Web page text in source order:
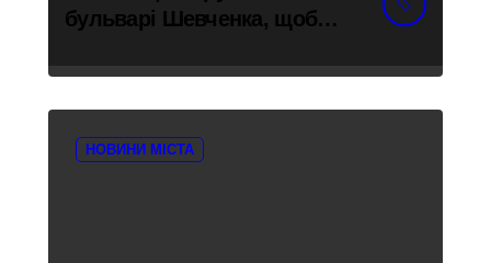
бульварі Шевченка, щоб
трагедії українців у полоні
НОВИНИ МІСТА